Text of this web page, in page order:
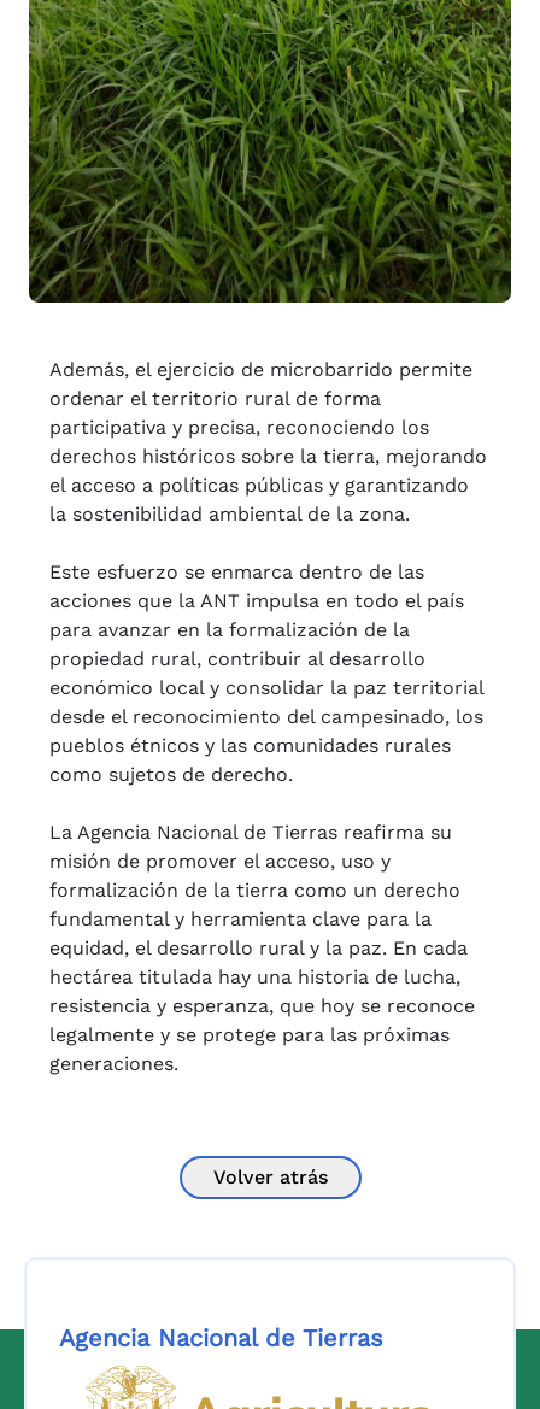
Además, el ejercicio de microbarrido permite
ordenar el territorio rural de forma
participativa y precisa, reconociendo los
derechos históricos sobre la tierra, mejorando
el acceso a políticas públicas y garantizando
la sostenibilidad ambiental de la zona.
Este esfuerzo se enmarca dentro de las
acciones que la ANT impulsa en todo el país
para avanzar en la formalización de la
propiedad rural, contribuir al desarrollo
económico local y consolidar la paz territorial
desde el reconocimiento del campesinado, los
pueblos étnicos y las comunidades rurales
como sujetos de derecho.
La Agencia Nacional de Tierras reafirma su
misión de promover el acceso, uso y
formalización de la tierra como un derecho
fundamental y herramienta clave para la
equidad, el desarrollo rural y la paz. En cada
hectárea titulada hay una historia de lucha,
resistencia y esperanza, que hoy se reconoce
legalmente y se protege para las próximas
generaciones.
Volver atrás
Agencia Nacional de Tierras